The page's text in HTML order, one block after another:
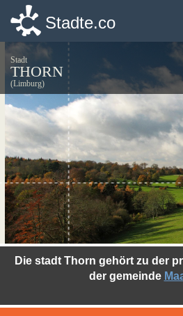
Stadte.co
Stadt
THORN
(Limburg)
Die stadt Thorn gehört zu der
der gemeinde
Stadte.co